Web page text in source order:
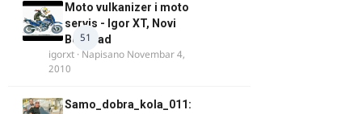
51
Moto vulkanizer i moto
servis - Igor XT, Novi
Beograd
igorxt · Napisano Novembar 4,
2010
Samo_dobra_kola_011: